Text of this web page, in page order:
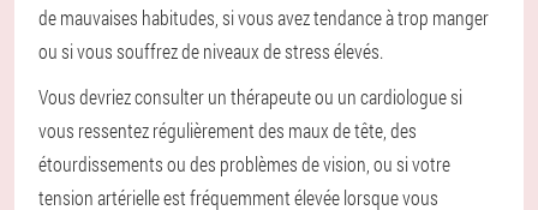
de mauvaises habitudes, si vous avez tendance à trop manger
ou si vous souffrez de niveaux de stress élevés.
Vous devriez consulter un thérapeute ou un cardiologue si
vous ressentez régulièrement des maux de tête, des
étourdissements ou des problèmes de vision, ou si votre
tension artérielle est fréquemment élevée lorsque vous